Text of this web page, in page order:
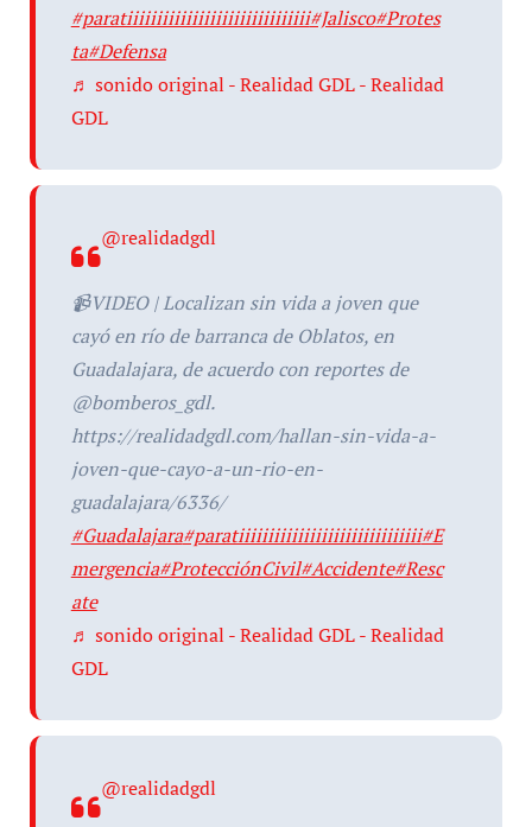
#paratiiiiiiiiiiiiiiiiiiiiiiiiiiiiiii#Jalisco#Protes
ta#Defensa
♬ sonido original - Realidad GDL - Realidad
GDL
@realidadgdl
📹VIDEO | Localizan sin vida a joven que
cayó en río de barranca de Oblatos, en
Guadalajara, de acuerdo con reportes de
@bomberos_gdl.
https://realidadgdl.com/hallan-sin-vida-a-
joven-que-cayo-a-un-rio-en-
guadalajara/6336/
#Guadalajara#paratiiiiiiiiiiiiiiiiiiiiiiiiiiiiiii#E
mergencia#ProtecciónCivil#Accidente#Resc
ate
♬ sonido original - Realidad GDL - Realidad
GDL
@realidadgdl